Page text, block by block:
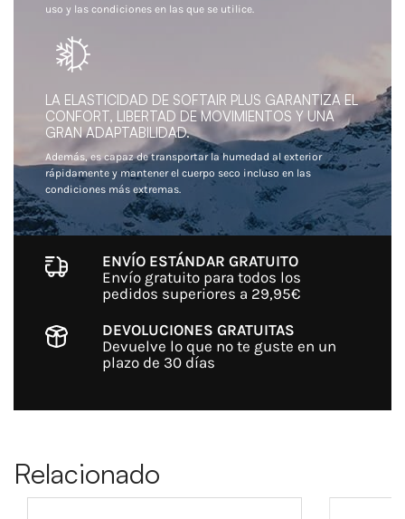
uso y las condiciones en las que se utilice.
LA ELASTICIDAD DE SOFTAIR PLUS GARANTIZA EL
CONFORT, LIBERTAD DE MOVIMIENTOS Y UNA
GRAN ADAPTABILIDAD.
Además, es capaz de transportar la humedad al exterior
rápidamente y mantener el cuerpo seco incluso en las
condiciones más extremas.
ENVÍO ESTÁNDAR GRATUITO
Envío gratuito para todos los
pedidos superiores a 29,95€
DEVOLUCIONES GRATUITAS
Devuelve lo que no te guste en un
plazo de 30 días
Relacionado